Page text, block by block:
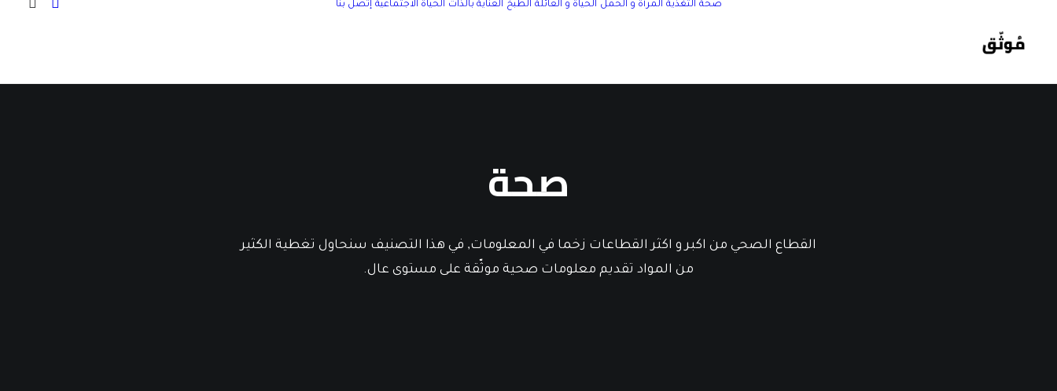
صحة التغذية المرأة و الحمل الحياة و العائلة الطبخ العناية بالذات الحياة الاجتماعية إتصل بنا
صحة
القطاع الصحي من اكبر و اكثر القطاعات زخما في المعلومات, في هذا التصنيف سنحاول تغطية الكثير
من المواد تقديم معلومات صحية موثّقة على مستوى عال.